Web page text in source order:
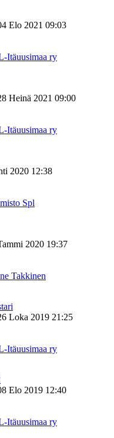
Elo 2021 09:03
Itäuusimaa ry
Heinä 2021 09:00
Itäuusimaa ry
2020 12:38
Spl
2020 19:37
Takkinen
Loka 2019 21:25
Itäuusimaa ry
Elo 2019 12:40
Itäuusimaa ry